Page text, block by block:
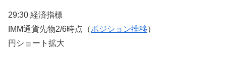
29:30 経済指標
IMM通貨先物2/6時点（ポジション推移）
円ショート拡大